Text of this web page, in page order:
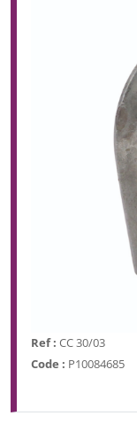
Ref : CC 30/03
Code : P10084685